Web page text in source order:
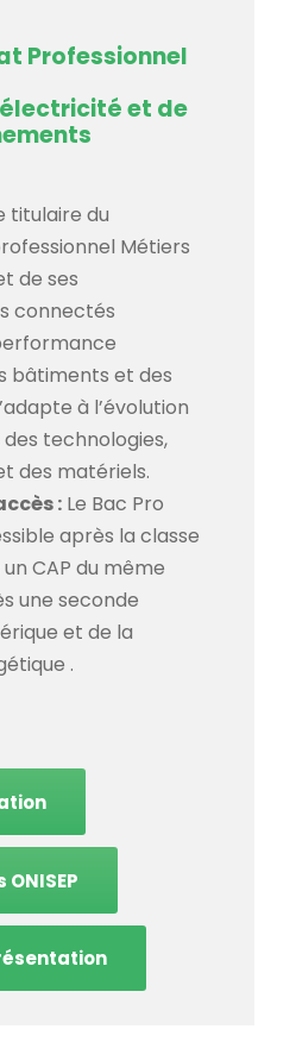
Professionnel
et de
titulaire du
Métiers
de ses
connectés
bâtiments et des
à l’évolution
technologies,
des matériels.
: Le Bac Pro
après la classe
CAP du même
une seconde
et de la
.